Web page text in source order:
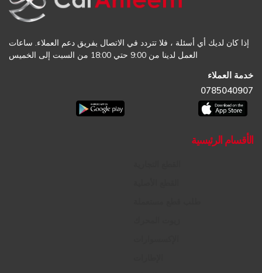
إذا كان لديك أي أسئلة ، فلا تتردد في الاتصال بفريق دعم العملاء. ساعات
العمل لدينا من 9:00 حتي 18:00 من السبت إلى الخميس
خدمة العملاء
0785040907
الأقسام الرئيسية